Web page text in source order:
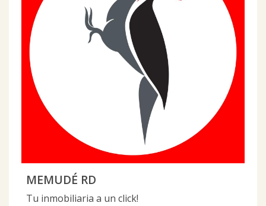
MEMUDÉ RD
Tu inmobiliaria a un click!